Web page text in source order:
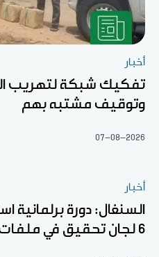
أخبار
تفكيك شبكة لتهريب
وتوقيف مشتبه بهم
07-08-2026
أخبار
السنغال: دورة برلمانية
6 لجان تحقيق في ملفات حساسة